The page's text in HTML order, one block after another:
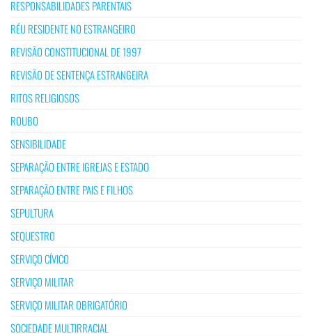
RESPONSABILIDADES PARENTAIS
RÉU RESIDENTE NO ESTRANGEIRO
REVISÃO CONSTITUCIONAL DE 1997
REVISÃO DE SENTENÇA ESTRANGEIRA
RITOS RELIGIOSOS
ROUBO
SENSIBILIDADE
SEPARAÇÃO ENTRE IGREJAS E ESTADO
SEPARAÇÃO ENTRE PAIS E FILHOS
SEPULTURA
SEQUESTRO
SERVIÇO CÍVICO
SERVIÇO MILITAR
SERVIÇO MILITAR OBRIGATÓRIO
SOCIEDADE MULTIRRACIAL